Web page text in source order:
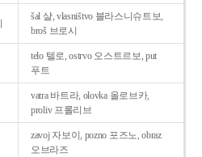
šal 샬, vlasništvo 블라스니슈트보,
broš 브로시
telo 텔로, ostrvo 오스트르보, put
푸트
vatra 바트라, olovka 올로브카,
proliv 프롤리브
zavoj 자보이, pozno 포즈노, obraz
오브라즈